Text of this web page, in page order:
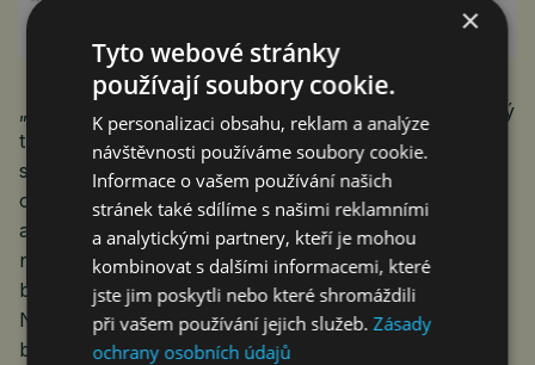
„Po předchozích dvou letech stagnace se letos bytový
trh rozjel ve velkém. A ceny bytů rostou rychleji, než
se očekávalo. Současná poptávka je totiž zhruba
o třetinu vyšší, než bývalo běžné před Covidem
a vysoce převyšuje úroveň nabídky. A to i přesto, že
na trh šlo v poslední době rekordní množství nových
bytů kvůli odložené nabídce z předchozího období.
Nefungující povolování a nedostatek bytů na trhu
bude nadále tlačit ceny nahoru,“ komentuje Dušan
×
Tyto webové stránky
používají soubory cookie.
K personalizaci obsahu, reklam a analýze
návštěvnosti používáme soubory cookie.
Informace o vašem používání našich
stránek také sdílíme s našimi reklamními
a analytickými partnery, kteří je mohou
kombinovat s dalšími informacemi, které
jste jim poskytli nebo které shromáždili
při vašem používání jejich služeb.Zásady
ochrany osobních údajů